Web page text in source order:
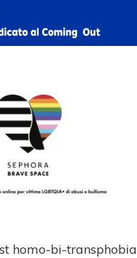
homo-bi-transphobia